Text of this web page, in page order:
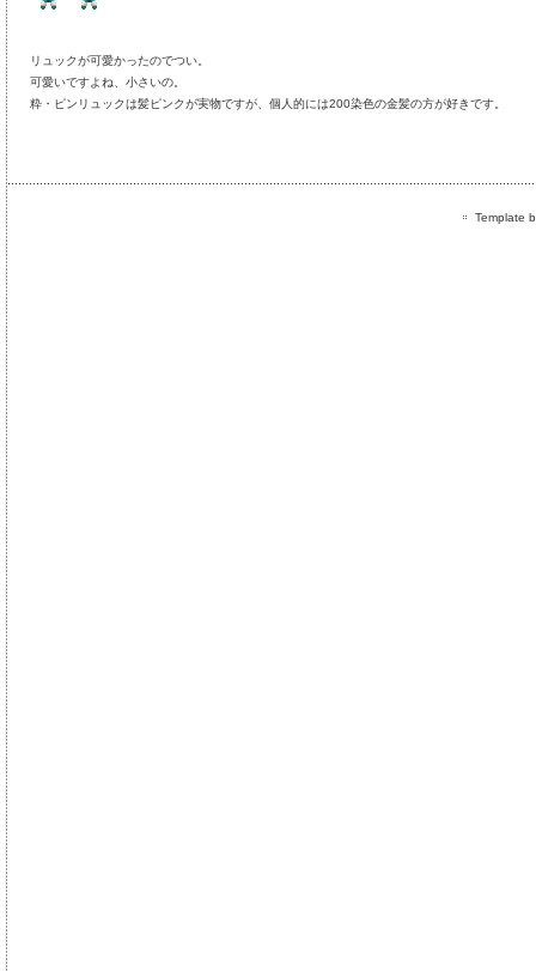
リュックが可愛かったのでつい。
可愛いですよね、小さいの。
粋・ピンリュックは髪ピンクが実物ですが、個人的には200染色の金髪の方が好きです。
Template